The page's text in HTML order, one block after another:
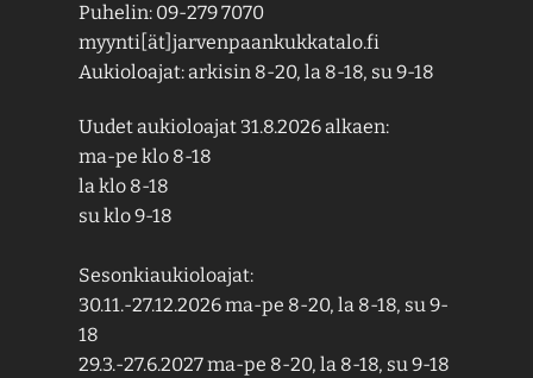
Puhelin: 09-279 7070
myynti[ät]jarvenpaankukkatalo.fi
Aukioloajat: arkisin 8-20, la 8-18, su 9-18
Uudet aukioloajat 31.8.2026 alkaen:
ma-pe klo 8-18
la klo 8-18
su klo 9-18
Sesonkiaukioloajat:
30.11.-27.12.2026 ma-pe 8-20, la 8-18, su 9-
18
29.3.-27.6.2027 ma-pe 8-20, la 8-18, su 9-18